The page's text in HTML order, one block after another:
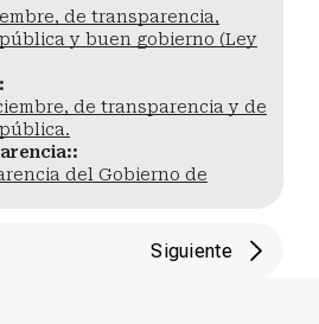
de transparencia,
y buen gobierno (Ley
:
de transparencia y de
:
del Gobierno de
Siguiente